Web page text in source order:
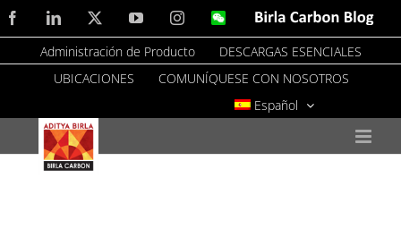
Skip
to
content
FacebookLinkedIn YouTubeInstagramWeChatBirla
Blog
Administración de Producto
DESCARGAS ESENCIALES
UBICACIONES
COMUNÍQUESE CON NOSOTROS
Español